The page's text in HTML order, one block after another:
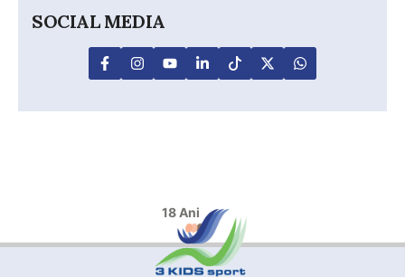
SOCIAL MEDIA
18 Ani